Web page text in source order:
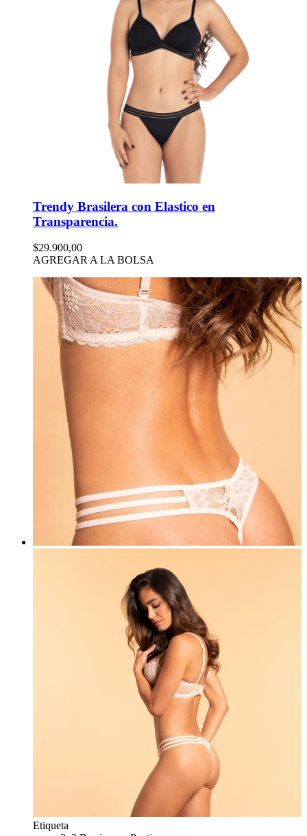
Trendy Brasilera con Elastico en
Transparencia.
$29.900,00
AGREGAR A LA BOLSA
Etiqueta